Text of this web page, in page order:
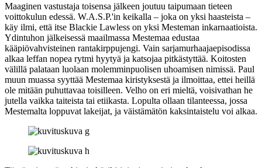
Maaginen vastustaja toisensa jälkeen joutuu taipumaan tieteen
voittokulun edessä. W.A.S.P.'in keikalla – joka on yksi haasteista –
käy ilmi, että itse Blackie Lawless on yksi Mesteman inkarnaatioista.
Ydintuhon jälkeisessä maailmassa Mestemaa edustaa
kääpiövahvisteinen rantakirppujengi. Vain sarjamurhaajaepisodissa
alkaa leffan nopea rytmi hyytyä ja katsojaa pitkästyttää. Koitosten
välillä palataan luolaan molemminpuolisen uhoamisen nimissä. Paul
muun muassa syyttää Mestemaa kiristyksestä ja ilmoittaa, ettei heillä
ole mitään puhuttavaa toisilleen. Velho on eri mieltä, voisivathan he
jutella vaikka taiteista tai etiikasta. Lopulta ollaan tilanteessa, jossa
Mestemalta loppuvat lakeijat, ja väistämätön kaksintaistelu voi alkaa.